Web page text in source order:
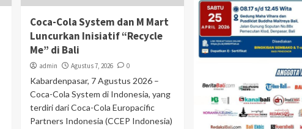
Coca-Cola System dan M Mart
Luncurkan Inisiatif “Recycle
Me” di Bali
admin Agustus 7, 2026 0
Kabardenpasar, 7 Agustus 2026 –
Coca-Cola System di Indonesia, yang
terdiri dari Coca-Cola Europacific
Partners Indonesia (CCEP Indonesia)